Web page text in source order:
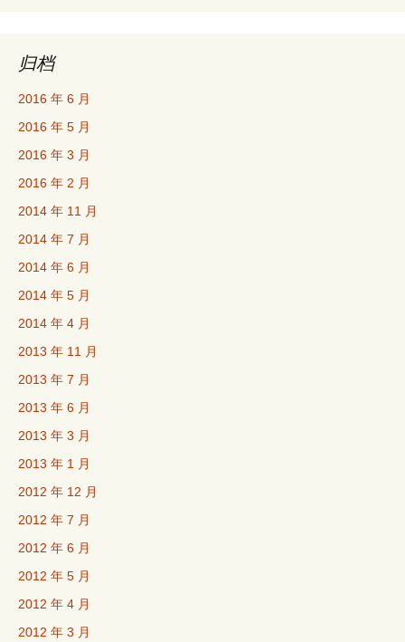
归档
2016 年 6 月
2016 年 5 月
2016 年 3 月
2016 年 2 月
2014 年 11 月
2014 年 7 月
2014 年 6 月
2014 年 5 月
2014 年 4 月
2013 年 11 月
2013 年 7 月
2013 年 6 月
2013 年 3 月
2013 年 1 月
2012 年 12 月
2012 年 7 月
2012 年 6 月
2012 年 5 月
2012 年 4 月
2012 年 3 月